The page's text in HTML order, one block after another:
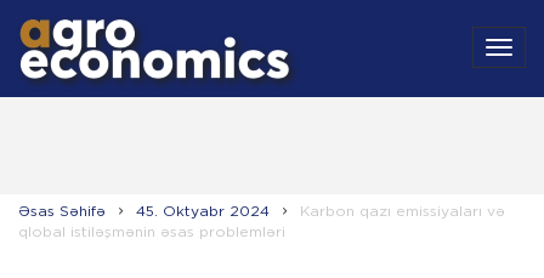
Əsas Səhifə 45. Oktyabr 2024
Karbon qazı emissiyaları və
qlobal istiləşmənin əsas problemləri